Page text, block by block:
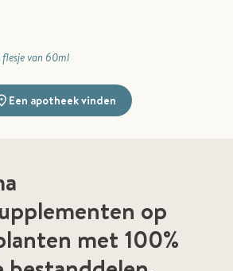
van 60ml
Een apotheek vinden
op
met 100%